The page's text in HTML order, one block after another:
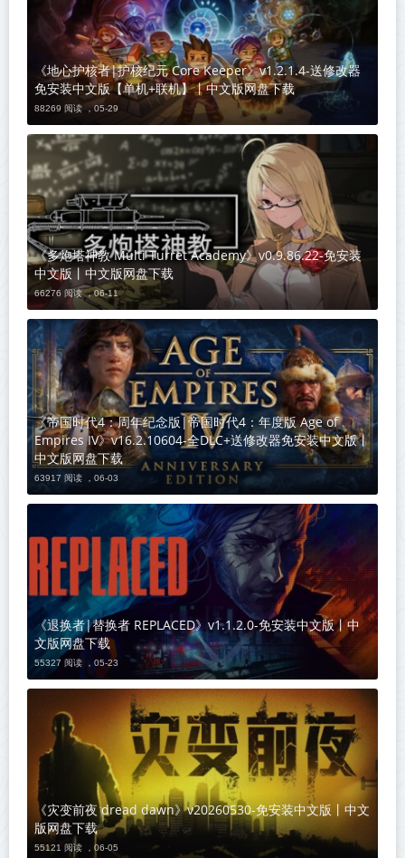
《地心护核者|护核纪元 Core Keeper》v1.2.1.4-送修改器
免安装中文版【单机+联机】丨中文版网盘下载
88269 阅读 ，05-29
《多炮塔神教 Multi Turret Academy》v0.9.86.22-免安装
中文版丨中文版网盘下载
66276 阅读 ，06-11
《帝国时代4：周年纪念版|帝国时代4：年度版 Age of
Empires IV》v16.2.10604-全DLC+送修改器免安装中文版丨
中文版网盘下载
63917 阅读 ， 06-03
《退换者|替换者 REPLACED》v1.1.2.0-免安装中文版丨中
文版网盘下载
55327 阅读 ， 05-23
《灾变前夜 dread dawn》v20260530-免安装中文版丨中文
版网盘下载
55121 阅读 ， 06-05